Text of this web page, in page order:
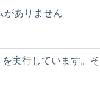
がありません
実行しています。そ